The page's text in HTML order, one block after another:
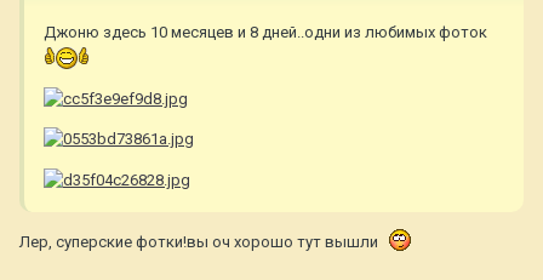
Джоню здесь 10 месяцев и 8 дней..одни из любимых фоток
Лер, суперские фотки!вы оч хорошо тут вышли